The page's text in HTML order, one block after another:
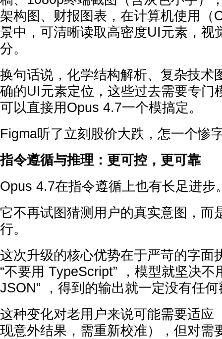
架构图、财报图表，在计算机使用（
景中，可清晰读取高密度UI元素，视
分。
换句话说，化学结构解析、复杂技术
确的UI元素定位，这些过去需要专门
可以直接用Opus 4.7一个模搞定。
Figma听了立刻股价大跌，怎一个惨
指令遵循与推理：更可控，更可靠
Opus 4.7在指令遵循上也有长足进步
它不再试图猜测用户的真实意图，而
行。
这次升级的核心优势在于严苛的字面
“不要用 TypeScript” ，模型就坚决不
JSON” ，得到的输出就一定没有任
这种变化对老用户来说可能需要适应
现意外结果，需重新校准），但对需